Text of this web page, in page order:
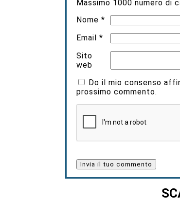
Massimo 1000 numero di
Nome*
Email*
Sito
web
Do il mio consenso
prossimo commento.